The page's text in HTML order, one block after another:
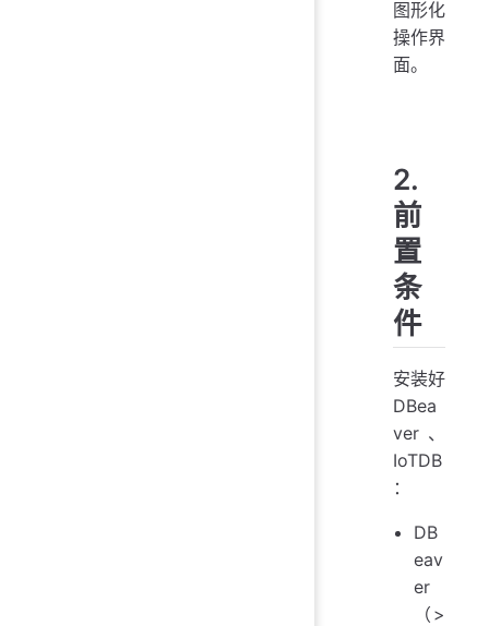
图形化
操作界
面。
2.
前
置
条
件
安装好
DBea
ver、
IoTDB
：
DB
eav
er
（>